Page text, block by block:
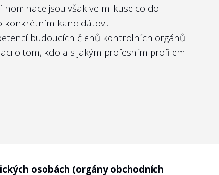
jsou však velmi kusé co do
konkrétním kandidátovi.
budoucích členů kontrolních orgánů
o tom, kdo a s jakým profesním profilem
osobách (orgány obchodních